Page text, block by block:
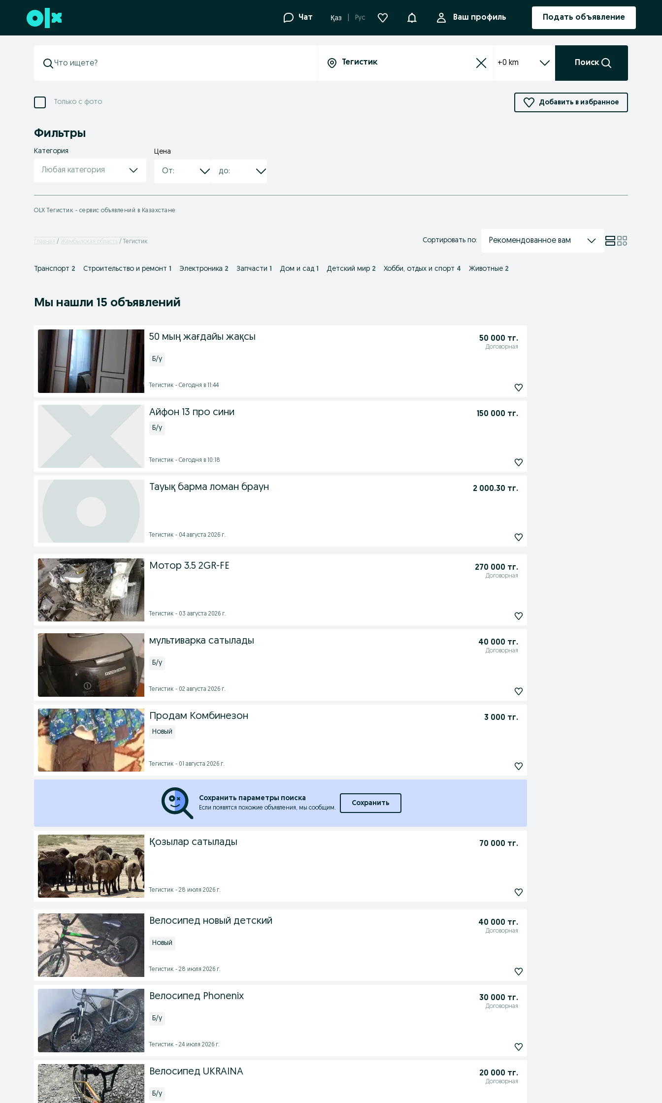
Перейти к нижнему колонтитулу Чат Қаз Рус УведомленияВаш профиль Подать объявление
+0 km Поиск
Только с фото Добавить в избранное
Фильтры
Категория
Любая категория
Цена
OLX Тегистик - сервис объявлений в Казахстане
Главная Жамбылская область Тегистик Сортировать по: Рекомендованное вам
Транспорт 2 Строительство и ремонт 1 Электроника 2 Запчасти 1 Дом и сад 1 Детский мир 2 Хобби, отдых и спорт 4 Животные 2
Мы нашли 15 объявлений
50 мың жағдайы жақсы 50 000 тг.
Договорная
Б/у
Тегистик - Сегодня в 11:44
Айфон 13 про сини 150 000 тг.
Б/у
Тегистик - Сегодня в 10:18
Тауық барма ломан браун 2 000.30 тг.
Тегистик - 04 августа 2026 г.
Мотор 3.5 2GR-FE 270 000 тг.
Договорная
Тегистик - 03 августа 2026 г.
мультиварка сатылады 40 000 тг.
Договорная
Б/у
Тегистик - 02 августа 2026 г.
Продам Комбинезон 3 000 тг.
Новый
Тегистик - 01 августа 2026 г.
Сохранить параметры поиска
Если появятся похожие объявления, мы сообщим.
Сохранить
Қозылар сатылады 70 000 тг.
Тегистик - 28 июля 2026 г.
Велосипед новый детский 40 000 тг.
Договорная
Новый
Тегистик - 28 июля 2026 г.
Велосипед Phonenix 30 000 тг.
Договорная
Б/у
Тегистик - 24 июля 2026 г.
Велосипед UKRAINA 20 000 тг.
Договорная
Б/у